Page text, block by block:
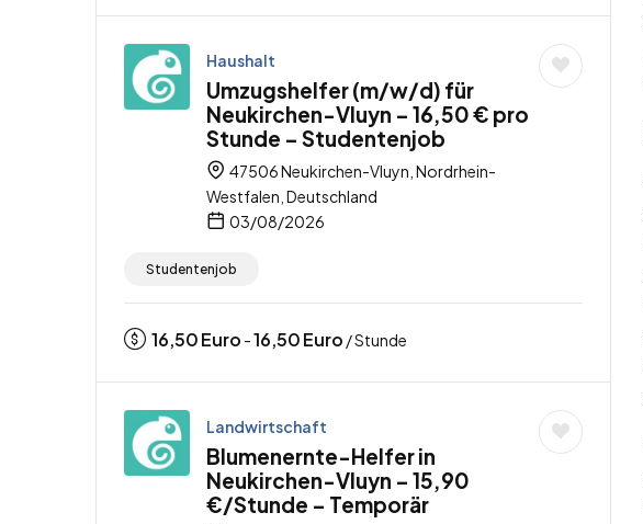
Haushalt
Umzugshelfer (m/w/d) für
Neukirchen-Vluyn – 16,50 € pro
Stunde – Studentenjob
47506 Neukirchen-Vluyn, Nordrhein-
Westfalen, Deutschland
03/08/2026
Studentenjob
16,50Euro -16,50Euro / Stunde
Landwirtschaft
Blumenernte-Helfer in
Neukirchen-Vluyn – 15,90
€/Stunde – Temporär